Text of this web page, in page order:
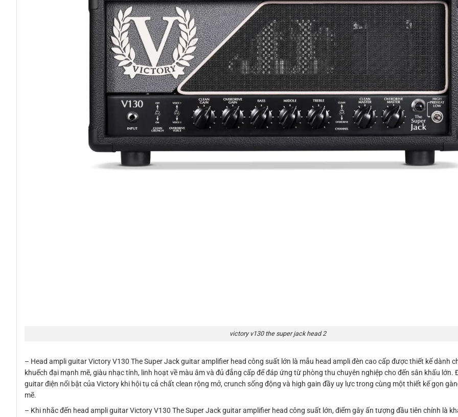
victory v130 the super jack head 2
– Head ampli guitar Victory V130 The Super Jack guitar amplifier head công suất lớn là mẫu head ampli đèn cao cấp được thiết kế dành
khuếch đại mạnh mẽ, giàu nhạc tính, linh hoạt về màu âm và đủ đẳng cấp để đáp ứng từ phòng thu chuyên nghiệp cho đến sân khấu lớn.
guitar điện nổi bật của Victory khi hội tụ cả chất clean rộng mở, crunch sống động và high gain đầy uy lực trong cùng một thiết kế gọn
mẽ.
– Khi nhắc đến head ampli guitar Victory V130 The Super Jack guitar amplifier head công suất lớn, điểm gây ấn tượng đầu tiên chính là